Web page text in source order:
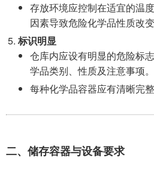
存放环境应控制在适宜的温
因素导致危险化学品性质改变
标识明显
仓库内应设有明显的危险标
学品类别、性质及注意事项。
每种化学品容器应有清晰完整
二、储存容器与设备要求